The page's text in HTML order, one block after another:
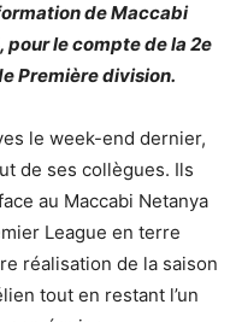
de Maccabi
pour le compte de la 2e
Première division.
le week-end dernier,
de ses collègues. Ils
au Maccabi Netanya
League en terre
réalisation de la saison
tout en restant l’un